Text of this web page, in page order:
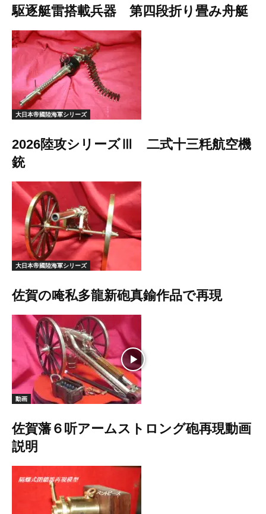
駆逐艇雷搭載兵器 第四段折り畳み舟艇
大日本帝國陸海軍シリーズ
2026陸攻シリーズⅢ 二式十三粍航空機
銃
大日本帝國陸海軍シリーズ
佐賀の唵私多龍新砲真鍮作品で再現
動画
佐賀藩６听アームストロング砲再現動画
説明